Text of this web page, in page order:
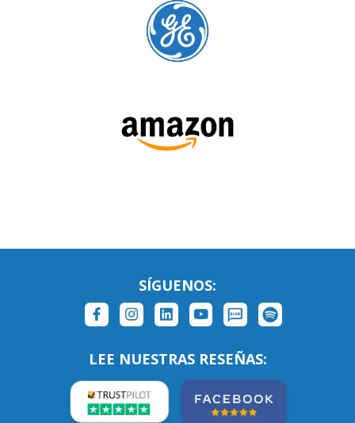
SÍGUENOS:
LEE NUESTRAS RESEÑAS: